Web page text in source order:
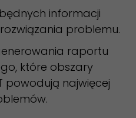
informacji
problemu.
raportu
które obszary
powodują najwięcej